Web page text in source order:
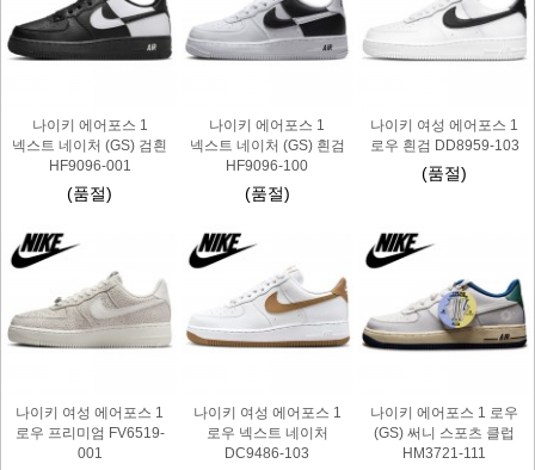
나이키 에어포스 1
넥스트 네이처 (GS) 검흰
HF9096-001
(품절)
나이키 에어포스 1
넥스트 네이처 (GS) 흰검
HF9096-100
(품절)
나이키 여성 에어포스 1
로우 흰검 DD8959-103
(품절)
나이키 여성 에어포스 1
로우 프리미엄 FV6519-
001
나이키 여성 에어포스 1
로우 넥스트 네이처
DC9486-103
나이키 에어포스 1 로우
(GS) 써니 스포츠 클럽
HM3721-111